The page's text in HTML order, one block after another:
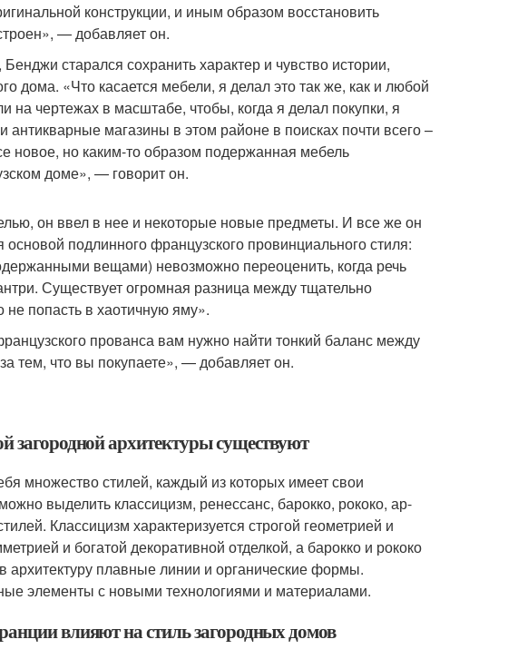
конструкции, и иным образом восстановить
— добавляет он.
старался сохранить характер и чувство истории,
дома. «Что касается мебели, я делал это так же, как и любой
на чертежах в масштабе, чтобы, когда я делал покупки, я
магазины в этом районе в поисках почти всего –
новое, но каким-то образом подержанная мебель
доме», — говорит он.
он ввел в нее и некоторые новые предметы. И все же он
подлинного французского провинциального стиля:
вещами) невозможно переоценить, когда речь
Существует огромная разница между тщательно
попасть в хаотичную яму».
прованса вам нужно найти тонкий баланс между
тем, что вы покупаете», — добавляет он.
загородной архитектуры существуют
множество стилей, каждый из которых имеет свои
выделить классицизм, ренессанс, барокко, рококо, ар-
Классицизм характеризуется строгой геометрией и
и богатой декоративной отделкой, а барокко и рококо
плавные линии и органические формы.
элементы с новыми технологиями и материалами.
влияют на стиль загородных домов